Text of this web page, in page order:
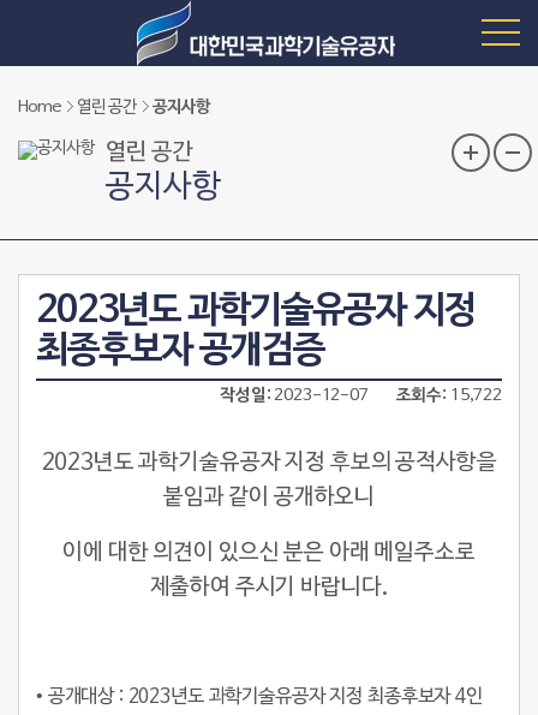
Home 열린 공간 공지사항
열린 공간
공지사항
2023년도 과학기술유공자 지정
최종후보자 공개검증
작성일 2023-12-07 조회수 15,722
2023년도 과학기술유공자 지정 후보의 공적사항을
붙임과 같이 공개하오니
이에 대한 의견이 있으신 분은 아래 메일주소로
제출하여 주시기 바랍니다.
• 공개대상 : 2023년도 과학기술유공자 지정 최종후보자 4인